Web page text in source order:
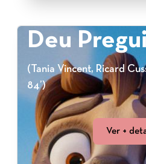
Deu
(Tania Vincent, Ricard
84’)
Ver +